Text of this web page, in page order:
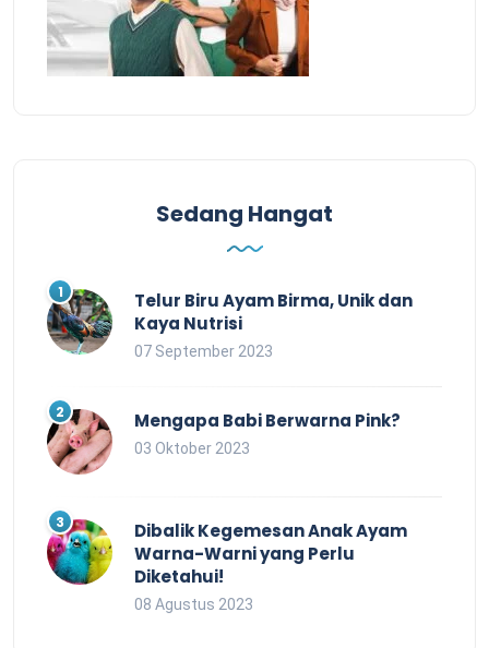
Sedang Hangat
Telur Biru Ayam Birma, Unik dan
Kaya Nutrisi
07 September 2023
Mengapa Babi Berwarna Pink?
03 Oktober 2023
Dibalik Kegemesan Anak Ayam
Warna-Warni yang Perlu
Diketahui!
08 Agustus 2023